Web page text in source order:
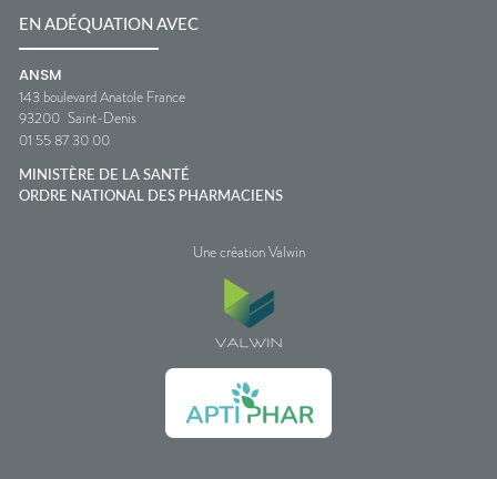
EN ADÉQUATION AVEC
ANSM
143 boulevard Anatole France
93200 Saint-Denis
01 55 87 30 00
MINISTÈRE DE LA SANTÉ
ORDRE NATIONAL DES PHARMACIENS
Une création Valwin